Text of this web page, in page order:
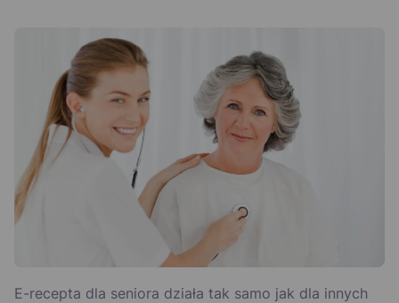
E-recepta dla seniora działa tak samo jak dla innych